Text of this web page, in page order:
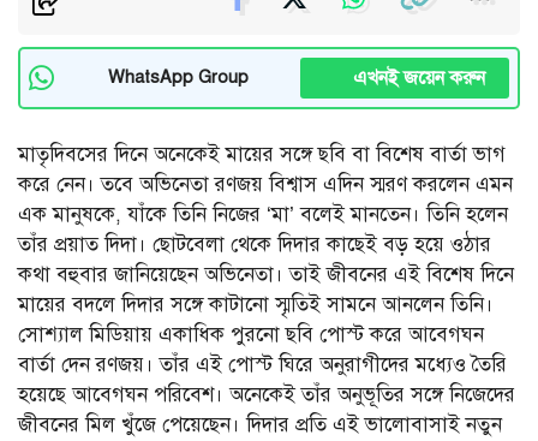
WhatsApp Group এখনই জয়েন করুন
মাতৃদিবসের দিনে অনেকেই মায়ের সঙ্গে ছবি বা বিশেষ বার্তা ভাগ
করে নেন। তবে অভিনেতা রণজয় বিশ্বাস এদিন স্মরণ করলেন এমন
এক মানুষকে, যাঁকে তিনি নিজের ‘মা’ বলেই মানতেন। তিনি হলেন
তাঁর প্রয়াত দিদা। ছোটবেলা থেকে দিদার কাছেই বড় হয়ে ওঠার
কথা বহুবার জানিয়েছেন অভিনেতা। তাই জীবনের এই বিশেষ দিনে
মায়ের বদলে দিদার সঙ্গে কাটানো স্মৃতিই সামনে আনলেন তিনি।
সোশ্যাল মিডিয়ায় একাধিক পুরনো ছবি পোস্ট করে আবেগঘন
বার্তা দেন রণজয়। তাঁর এই পোস্ট ঘিরে অনুরাগীদের মধ্যেও তৈরি
হয়েছে আবেগঘন পরিবেশ। অনেকেই তাঁর অনুভূতির সঙ্গে নিজেদের
জীবনের মিল খুঁজে পেয়েছেন। দিদার প্রতি এই ভালোবাসাই নতুন